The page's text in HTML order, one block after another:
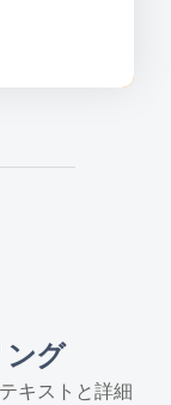
グ
キストと詳細